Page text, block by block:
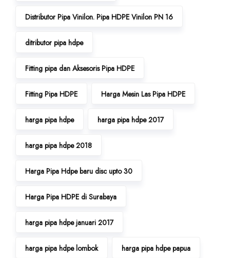
Distributor Pipa Vinilon. Pipa HDPE Vinilon PN 16
ditributor pipa hdpe
Fitting pipa dan Aksesoris Pipa HDPE
Fitting Pipa HDPE Harga Mesin Las Pipa HDPE
harga pipa hdpe harga pipa hdpe 2017
harga pipa hdpe 2018
Harga Pipa Hdpe baru disc upto 30
Harga Pipa HDPE di Surabaya
harga pipa hdpe januari 2017
harga pipa hdpe lombok harga pipa hdpe papua